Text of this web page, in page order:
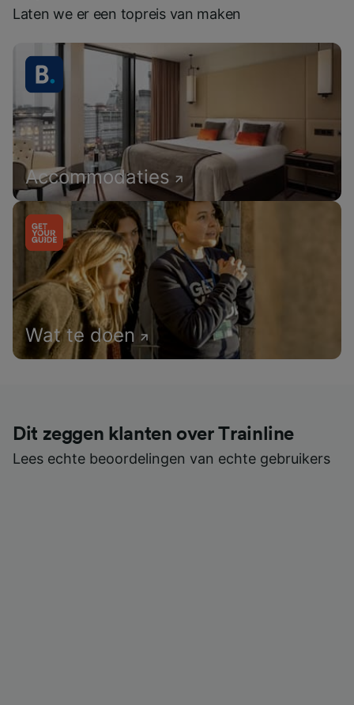
Laten we er een topreis van maken
Accommodaties
Wat te doen
Dit zeggen klanten over Trainline
Lees echte beoordelingen van echte gebruikers